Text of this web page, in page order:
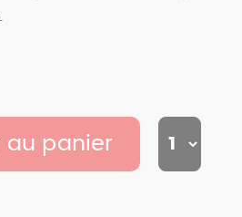
au panier